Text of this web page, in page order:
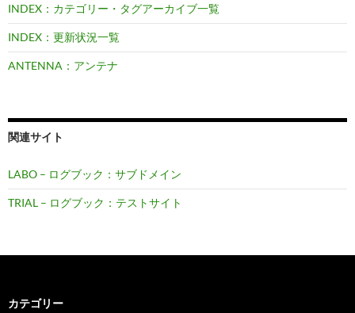
INDEX：カテゴリー・タグアーカイブ一覧
INDEX：更新状況一覧
ANTENNA：アンテナ
関連サイト
LABO – ログブック：サブドメイン
TRIAL – ログブック：テストサイト
カテゴリー